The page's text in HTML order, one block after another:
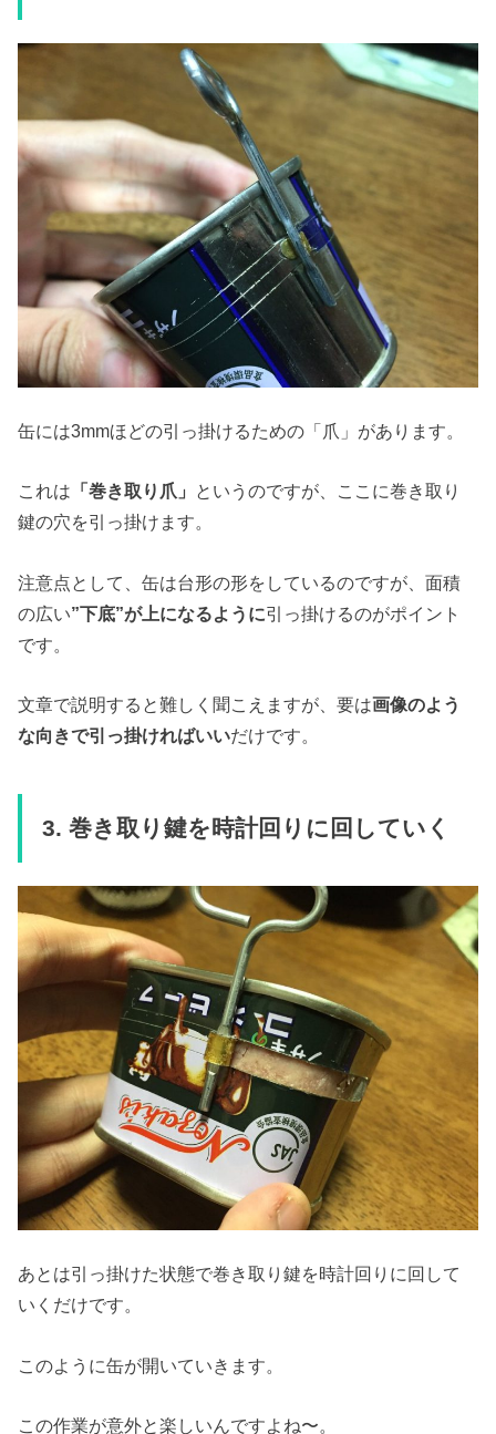
缶には3mmほどの引っ掛けるための「爪」があります。
これは 「巻き取り爪」 というのですが、ここに巻き取り
鍵の穴を引っ掛けます。
注意点として、缶は台形の形をしているのですが、面積
の広い”下底”が上になるように引っ掛けるのがポイント
です。
文章で説明すると難しく聞こえますが、要は画像のよう
な向きで引っ掛ければいいだけです。
3. 巻き取り鍵を時計回りに回していく
あとは引っ掛けた状態で巻き取り鍵を時計回りに回して
いくだけです。
このように缶が開いていきます。
この作業が意外と楽しいんですよね〜。